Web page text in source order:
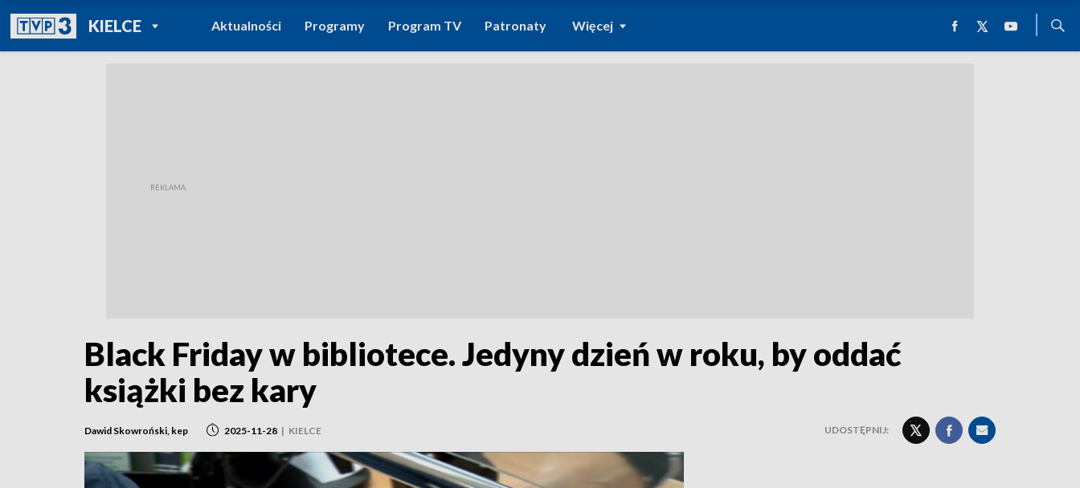
KIELCEPOWRÓT DO
TVP REGIONY
Aktualności Programy Program TV Patronaty Więcej
Black Friday w bibliotece. Jedyny dzień w roku, by oddać
książki bez kary
Dawid Skowroński, kep 2025-11-28 | KIELCE UDOSTĘPNIJ: